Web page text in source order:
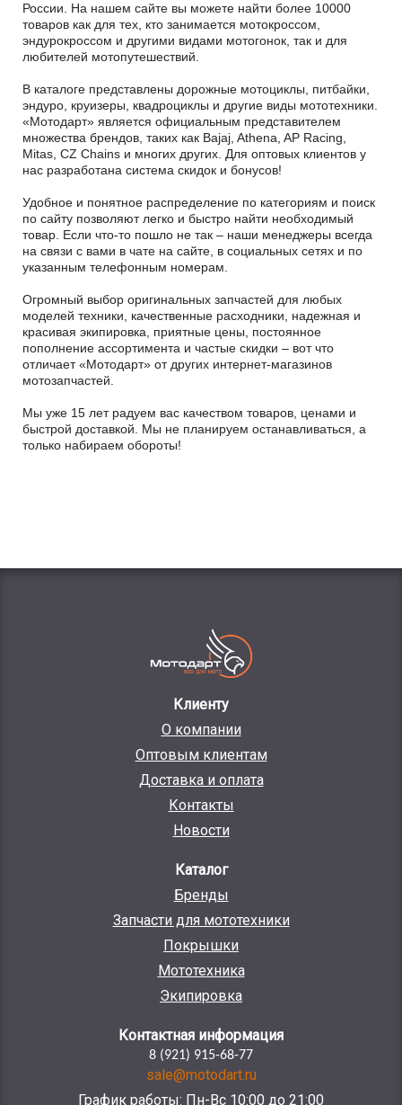
России. На нашем сайте вы можете найти более 10000
товаров как для тех, кто занимается мотокроссом,
эндурокроссом и другими видами мотогонок, так и для
любителей мотопутешествий.
В каталоге представлены дорожные мотоциклы, питбайки,
эндуро, круизеры, квадроциклы и другие виды мототехники.
«Мотодарт» является официальным представителем
множества брендов, таких как Bajaj, Athena, AP Racing,
Mitas, CZ Chains и многих других. Для оптовых клиентов у
нас разработана система скидок и бонусов!
Удобное и понятное распределение по категориям и поиск
по сайту позволяют легко и быстро найти необходимый
товар. Если что-то пошло не так – наши менеджеры всегда
на связи с вами в чате на сайте, в социальных сетях и по
указанным телефонным номерам.
Огромный выбор оригинальных запчастей для любых
моделей техники, качественные расходники, надежная и
красивая экипировка, приятные цены, постоянное
пополнение ассортимента и частые скидки – вот что
отличает «Мотодарт» от других интернет-магазинов
мотозапчастей.
Мы уже 15 лет радуем вас качеством товаров, ценами и
быстрой доставкой. Мы не планируем останавливаться, а
только набираем обороты!
Клиенту
О компании
Оптовым клиентам
Доставка и оплата
Контакты
Новости
Каталог
Бренды
Запчасти для мототехники
Покрышки
Мототехника
Экипировка
Контактная информация
8 (921) 915-68-77
sale@motodart.ru
График работы: Пн-Вс 10:00 до 21:00